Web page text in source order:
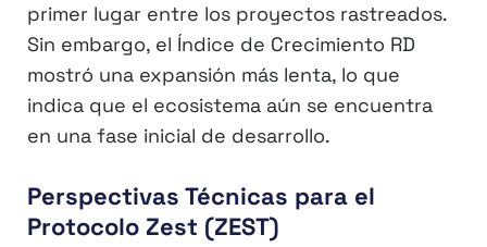
primer lugar entre los proyectos rastreados.
Sin embargo, el Índice de Crecimiento RD
mostró una expansión más lenta, lo que
indica que el ecosistema aún se encuentra
en una fase inicial de desarrollo.
Perspectivas Técnicas para el
Protocolo Zest (ZEST)